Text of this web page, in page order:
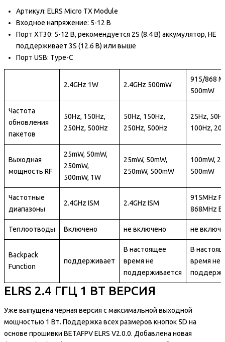
Артикул: ELRS Micro TX Module
Входное напряжение: 5-12 В
Порт XT30: 5-12 В, рекомендуется 2S (8.4 В) аккумулятор, НЕ
поддерживает 3S (12.6 В) или выше
Порт USB: Type-C
2.4GHz 1W 2.4GHz 500mW
915/868
500mW
Частота
обновления
пакетов
50Hz, 150Hz,
250Hz, 500Hz
50Hz, 150Hz,
250Hz, 500Hz
25Hz,
100Hz,
Выходная
мощность RF
25mW, 50mW,
250mW,
500mW, 1W
25mW, 50mW,
250mW, 500mW
100mW,
500mW
Частотные
диапазоны
2.4GHz ISM 2.4GHz ISM
915MHz
868MHz
Теплоотводы Включено не включено не
Backpack
Function
поддерживает
В настоящее
время не
поддерживается
В
время не
ELRS 2.4 ГГЦ 1 ВТ ВЕРСИЯ
Уже выпущена черная версия с максимальной выходной
мощностью 1 Вт. Поддержка всех размеров кнопок 5D на
основе прошивки BETAFPV ELRS V2.0.0. Добавлена новая